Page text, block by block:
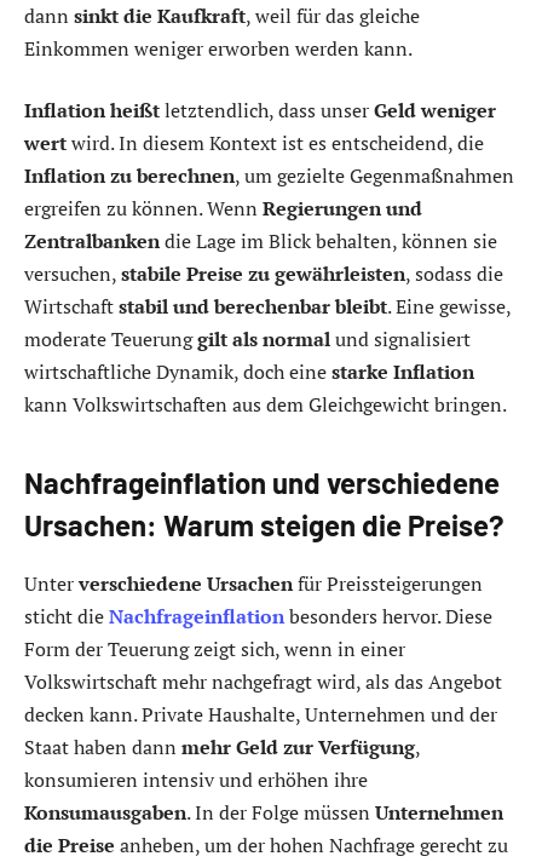
dann sinkt die Kaufkraft, weil für das gleiche
Einkommen weniger erworben werden kann.
Inflation heißtletztendlich, dass unserGeld weniger
wertwird. In diesem Kontext ist es entscheidend, die
Inflation zu berechnen, um gezielte Gegenmaßnahmen
ergreifen zu können. Wenn Regierungen und
Zentralbankendie Lage im Blick behalten, können sie
versuchen,stabile Preise zu gewährleisten, sodass die
Wirtschaftstabil und berechenbar bleibt. Eine gewisse,
moderate Teuerunggilt als normalund signalisiert
wirtschaftliche Dynamik, doch einestarke Inflation
kann Volkswirtschaften aus dem Gleichgewicht bringen.
Nachfrageinflation und verschiedene
Ursachen: Warum steigen die Preise?
Unterverschiedene Ursachenfür Preissteigerungen
sticht dieNachfrageinflationbesonders hervor. Diese
Form der Teuerung zeigt sich, wenn in einer
Volkswirtschaft mehr nachgefragt wird, als das Angebot
decken kann. Private Haushalte, Unternehmen und der
Staat haben dann mehr Geld zur Verfügung,
konsumieren intensiv und erhöhen ihre
Konsumausgaben. In der Folge müssen Unternehmen
die Preise anheben, um der hohen Nachfrage gerecht zu